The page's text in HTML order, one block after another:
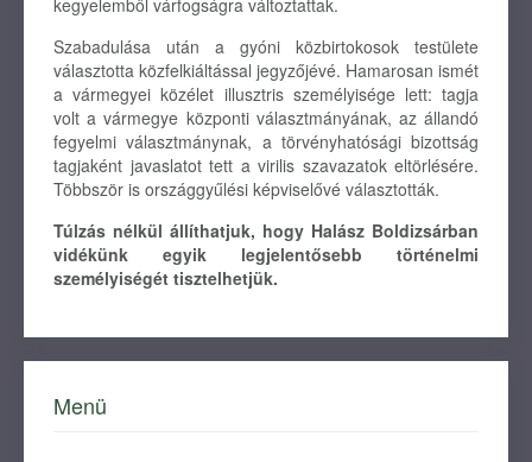
kegyelemből várfogságra változtattak.
Szabadulása után a gyóni közbirtokosok testülete
választotta közfelkiáltással jegyzőjévé. Hamarosan ismét
a vármegyei közélet illusztris személyisége lett: tagja
volt a vármegye központi választmányának, az állandó
fegyelmi választmánynak, a törvényhatósági bizottság
tagjaként javaslatot tett a virilis szavazatok eltörlésére.
Többször is országgyűlési képviselővé választották.
Túlzás nélkül állíthatjuk, hogy Halász Boldizsárban
vidékünk egyik legjelentősebb történelmi
személyiségét tisztelhetjük.
Menü